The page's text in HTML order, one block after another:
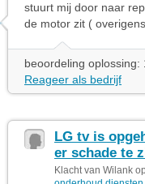
stuurt mij door naar
de motor zit (
beoordeling oplossing:
Reageer als bedrijf
LG tv is
er schade te
Klacht van Wilank